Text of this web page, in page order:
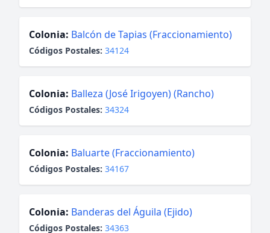
Colonia: Balcón de Tapias (Fraccionamiento)
Códigos Postales: 34124
Colonia: Balleza (José Irigoyen) (Rancho)
Códigos Postales: 34324
Colonia: Baluarte (Fraccionamiento)
Códigos Postales: 34167
Colonia: Banderas del Águila (Ejido)
Códigos Postales: 34363